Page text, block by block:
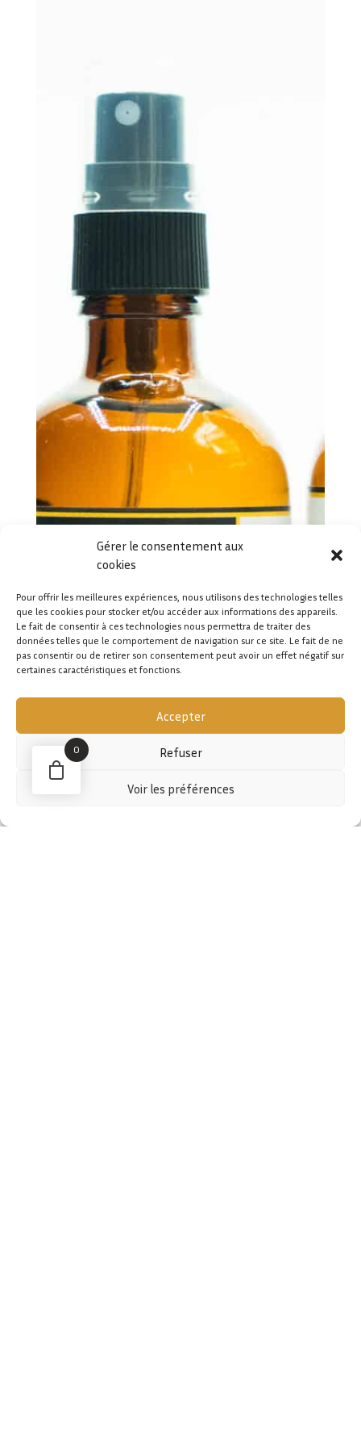
Gérer le consentement aux
cookies
Pour offrir les meilleures expériences, nous utilisons des technologies telles
que les cookies pour stocker et/ou accéder aux informations des appareils.
Le fait de consentir à ces technologies nous permettra de traiter des
données telles que le comportement de navigation sur ce site. Le fait de ne
pas consentir ou de retirer son consentement peut avoir un effet négatif sur
certaines caractéristiques et fonctions.
Accepter
Refuser
Voir les préférences
0